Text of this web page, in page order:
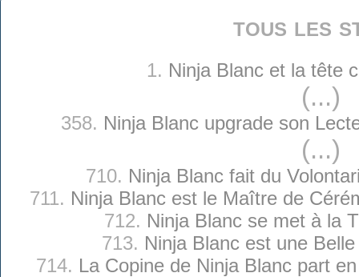
tous les
1. Ninja Blanc et la tête
(...)
358. Ninja Blanc upgrade son
(...)
710. Ninja Blanc fait du
711. Ninja Blanc est le Maître de
712. Ninja Blanc se met à la
713. Ninja Blanc est une
714. La Copine de Ninja Blanc part